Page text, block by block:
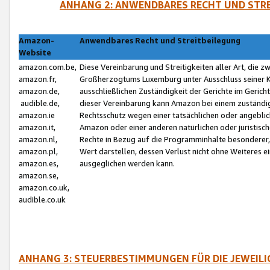
ANHANG 2: ANWENDBARES RECHT UND
Amazon-
Website
Anwendbares Recht und Streitbeilegung
amazon.com.be,
amazon.fr,
amazon.de,
audible.de,
amazon.ie
amazon.it,
amazon.nl,
amazon.pl,
amazon.es,
amazon.se,
amazon.co.uk,
audible.co.uk
Diese Vereinbarung und Streitigkeiten aller Art, die
Großherzogtums Luxemburg unter Ausschluss
ausschließlichen Zuständigkeit der Gerichte im
dieser Vereinbarung kann Amazon bei einem
Rechtsschutz wegen einer tatsächlichen oder
Amazon oder einer anderen natürlichen oder
Rechte in Bezug auf die Programminhalte
Wert darstellen, dessen Verlust nicht ohne Weiteres
ausgeglichen werden kann.
ANHANG 3: STEUERBESTIMMUNGEN FÜR DIE